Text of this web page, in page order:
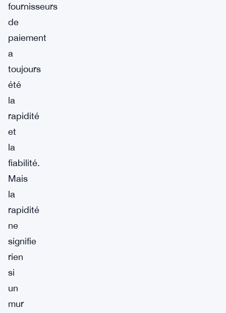
fournisseurs
de
paiement
a
toujours
été
la
rapidité
et
la
fiabilité.
Mais
la
rapidité
ne
signifie
rien
si
un
mur